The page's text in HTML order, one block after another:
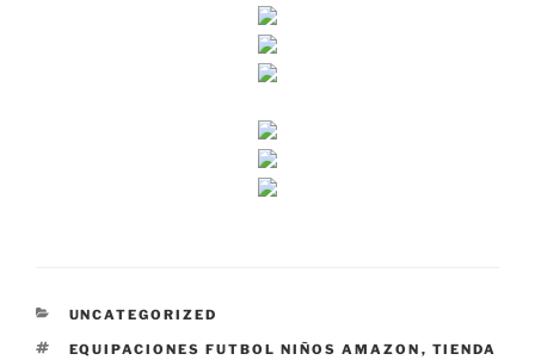
CATEGORÍAS
UNCATEGORIZED
ETIQUETAS
EQUIPACIONES FUTBOL NIÑOS AMAZON , TIENDA